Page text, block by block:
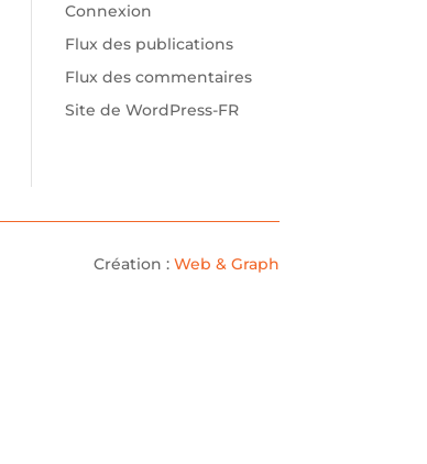
Connexion
Flux des publications
Flux des commentaires
Site de WordPress-FR
Création : Web & Graph